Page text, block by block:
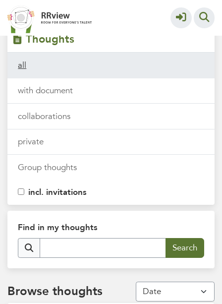
Filters tags
Thoughts
all
with document
collaborations
private
Group thoughts
incl. invitations
Find in my thoughts
Browse thoughts